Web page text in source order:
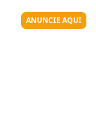
ANUNCIE AQUI